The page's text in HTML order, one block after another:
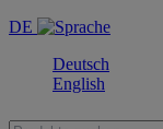
DE
Deutsch
English